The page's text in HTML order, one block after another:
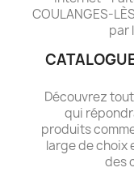
COULANGES-
par
Découvrez
qui
produits
large de choix
des